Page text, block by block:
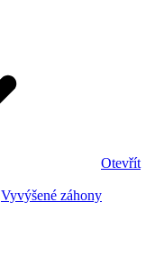
Otevřít
Vyvýšené záhony